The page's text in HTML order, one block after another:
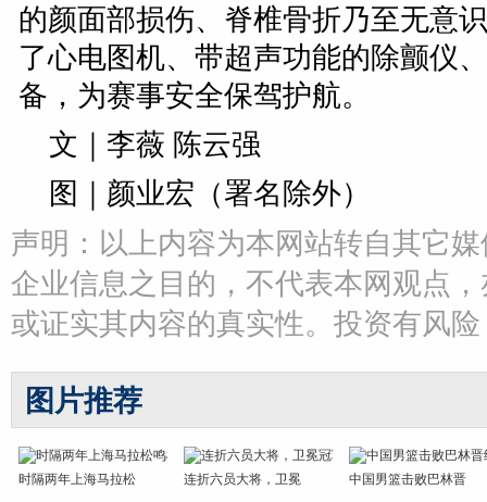
的颜面部损伤、脊椎骨折乃至无意
了心电图机、带超声功能的除颤仪
备，为赛事安全保驾护航。
文｜李薇 陈云强
图｜颜业宏（署名除外）
声明：以上内容为本网站转自其它
企业信息之目的，不代表本网观点
或证实其内容的真实性。投资有风
图片推荐
时隔两年上海马拉松 连折六员大将，卫冕 中国男篮击败巴林晋